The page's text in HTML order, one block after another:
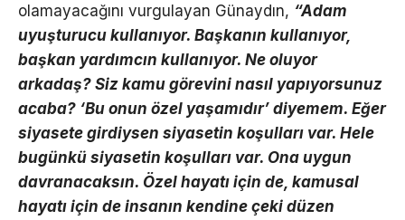
olamayacağını vurgulayan Günaydın, “Adam
uyuşturucu kullanıyor. Başkanın kullanıyor,
başkan yardımcın kullanıyor. Ne oluyor
arkadaş? Siz kamu görevini nasıl yapıyorsunuz
acaba? ‘Bu onun özel yaşamıdır’ diyemem. Eğer
siyasete girdiysen siyasetin koşulları var. Hele
bugünkü siyasetin koşulları var. Ona uygun
davranacaksın. Özel hayatı için de, kamusal
hayatı için de insanın kendine çeki düzen